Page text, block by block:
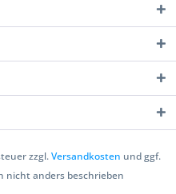
zzgl.Versandkosten und ggf.
nicht anders beschrieben